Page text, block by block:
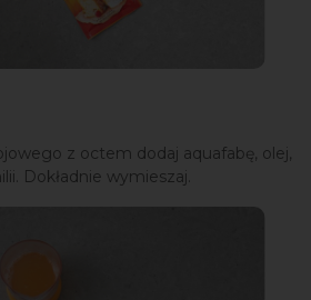
z octem dodaj aquafabę, olej,
Dokładnie wymieszaj.